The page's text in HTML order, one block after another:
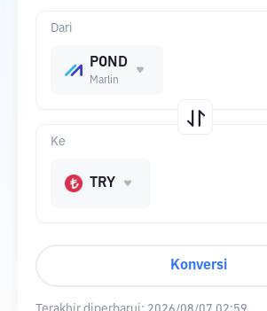
Dari
POND
Marlin
Ke
TRY
Konversi